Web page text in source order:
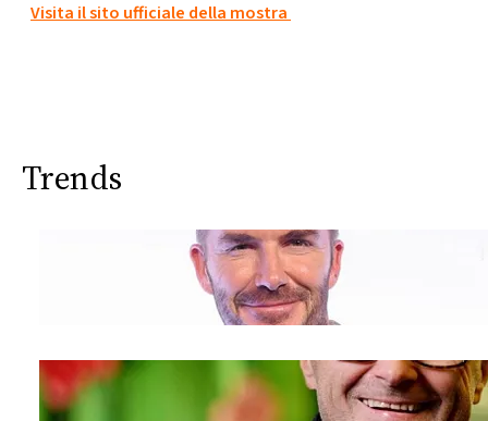
Visita il sito ufficiale della mostra
Trends